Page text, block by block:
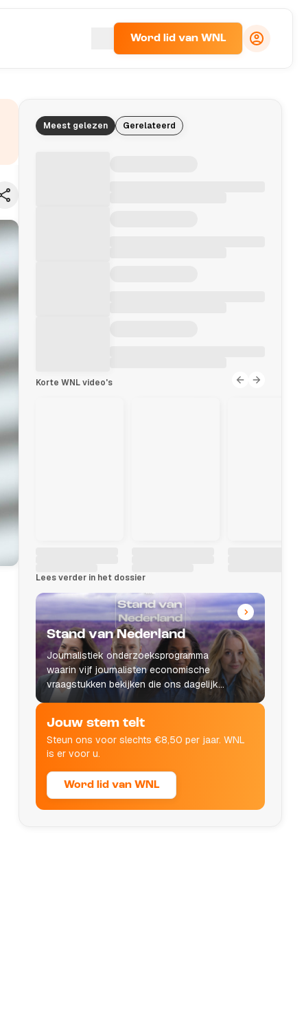
Word lid van WNL
Meest gelezen Gerelateerd
Korte WNL video's
Lees verder in het dossier
Stand van Nederland
Journalistiek onderzoeksprogramma
waarin vijf journalisten economische
vraagstukken bekijken die ons dagelijks
leven raken.
Jouw stem telt
Steun ons voor slechts €8,50 per jaar. WNL
is er voor u.
Word lid van WNL